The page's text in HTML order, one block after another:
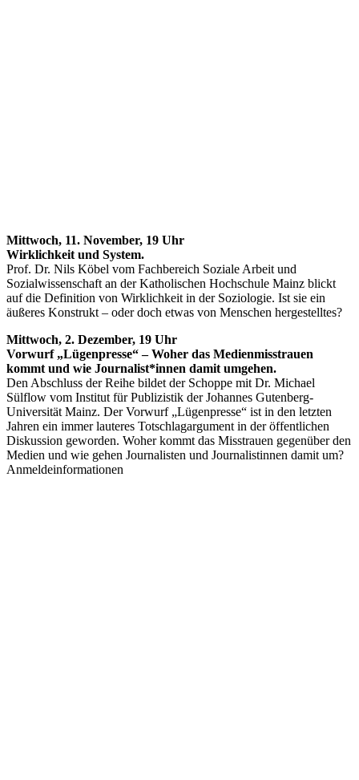
Mittwoch, 11. November, 19 Uhr
Wirklichkeit und System.
Prof. Dr. Nils Köbel vom Fachbereich Soziale Arbeit und
Sozialwissenschaft an der Katholischen Hochschule Mainz blickt
auf die Definition von Wirklichkeit in der Soziologie. Ist sie ein
äußeres Konstrukt – oder doch etwas von Menschen hergestelltes?
Mittwoch, 2. Dezember, 19 Uhr
Vorwurf „Lügenpresse“ – Woher das Medienmisstrauen
kommt und wie Journalist*innen damit umgehen.
Den Abschluss der Reihe bildet der Schoppe mit Dr. Michael
Sülflow vom Institut für Publizistik der Johannes Gutenberg-
Universität Mainz. Der Vorwurf „Lügenpresse“ ist in den letzten
Jahren ein immer lauteres Totschlagargument in der öffentlichen
Diskussion geworden. Woher kommt das Misstrauen gegenüber den
Medien und wie gehen Journalisten und Journalistinnen damit um?
Anmeldeinformationen